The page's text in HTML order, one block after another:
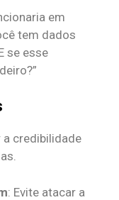
em
tem dados
se esse
credibilidade
: Evite atacar a